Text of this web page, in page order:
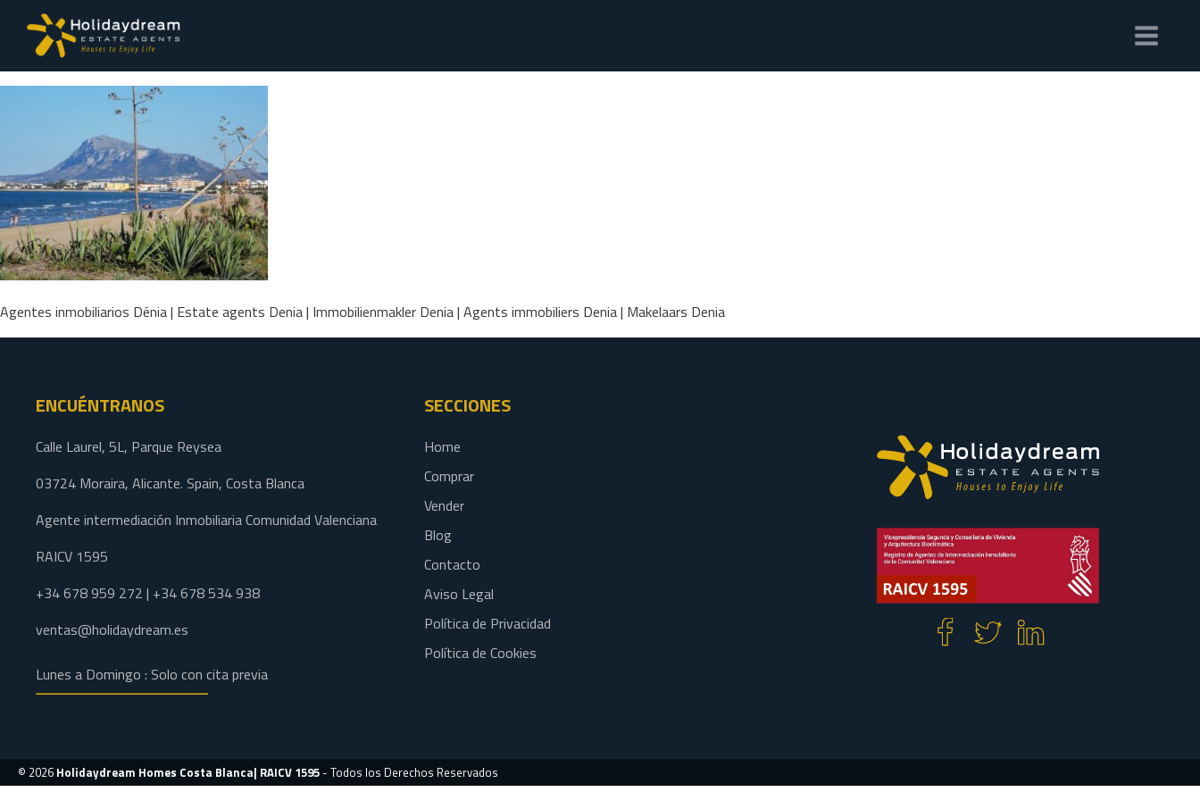
Agentes inmobiliarios Dénia | Estate agents Denia | Immobilienmakler Denia | Agents immobiliers Denia | Makelaars Denia
ENCUÉNTRANOS
Calle Laurel, 5L, Parque Reysea
03724 Moraira, Alicante. Spain, Costa Blanca
Agente intermediación Inmobiliaria Comunidad Valenciana
RAICV 1595
+34 678 959 272 | +34 678 534 938
ventas@holidaydream.es
Lunes a Domingo : Solo con cita previa
SECCIONES
Home
Comprar
Vender
Blog
Contacto
Aviso Legal
Política de Privacidad
Política de Cookies
© 2026 Holidaydream Homes Costa Blanca| RAICV 1595 - Todos los Derechos Reservados